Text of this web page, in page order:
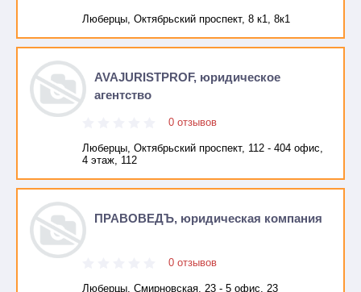
Люберцы, Октябрьский проспект, 8 к1, 8к1
AVAJURISTPROF, юридическое
агентство
0 отзывов
Люберцы, Октябрьский проспект, 112 - 404 офис,
4 этаж, 112
ПРАВОВЕДЪ, юридическая компания
0 отзывов
Люберцы, Смирновская, 23 - 5 офис, 23